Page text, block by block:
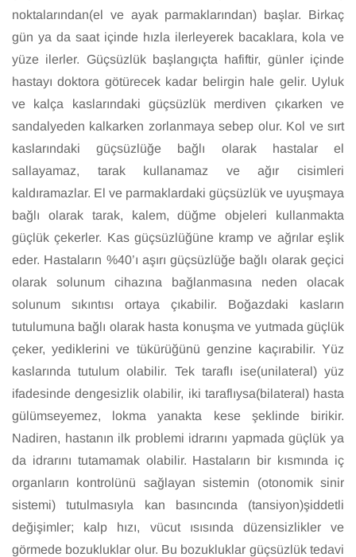
noktalarından(el ve ayak parmaklarından) başlar. Birkaç
gün ya da saat içinde hızla ilerleyerek bacaklara, kola ve
yüze ilerler. Güçsüzlük başlangıçta hafiftir, günler içinde
hastayı doktora götürecek kadar belirgin hale gelir. Uyluk
ve kalça kaslarındaki güçsüzlük merdiven çıkarken ve
sandalyeden kalkarken zorlanmaya sebep olur. Kol ve sırt
kaslarındaki güçsüzlüğe bağlı olarak hastalar el
sallayamaz, tarak kullanamaz ve ağır cisimleri
kaldıramazlar. El ve parmaklardaki güçsüzlük ve uyuşmaya
bağlı olarak tarak, kalem, düğme objeleri kullanmakta
güçlük çekerler. Kas güçsüzlüğüne kramp ve ağrılar eşlik
eder. Hastaların %40’ı aşırı güçsüzlüğe bağlı olarak geçici
olarak solunum cihazına bağlanmasına neden olacak
solunum sıkıntısı ortaya çıkabilir. Boğazdaki kasların
tutulumuna bağlı olarak hasta konuşma ve yutmada güçlük
çeker, yediklerini ve tükürüğünü genzine kaçırabilir. Yüz
kaslarında tutulum olabilir. Tek taraflı ise(unilateral) yüz
ifadesinde dengesizlik olabilir, iki taraflıysa(bilateral) hasta
gülümseyemez, lokma yanakta kese şeklinde birikir.
Nadiren, hastanın ilk problemi idrarını yapmada güçlük ya
da idrarını tutamamak olabilir. Hastaların bir kısmında iç
organların kontrolünü sağlayan sistemin (otonomik sinir
sistemi) tutulmasıyla kan basıncında (tansiyon)şiddetli
değişimler; kalp hızı, vücut ısısında düzensizlikler ve
görmede bozukluklar olur. Bu bozukluklar güçsüzlük tedavi